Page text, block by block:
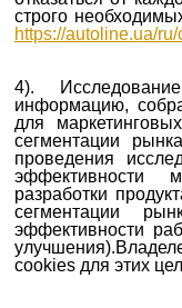
строго
https://autoline.ua/
4).
информацию,
для
сегментации
проведения
эффективности
разработки
сегментации
эффективности
cookies для этих